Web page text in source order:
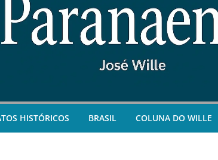
HISTÓRICOS BRASIL COLUNA DO WILLE